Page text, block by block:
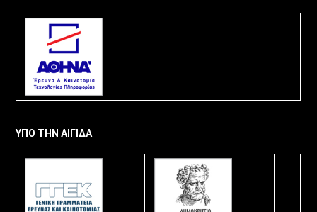
ΥΠΟ ΤΗΝ ΑΙΓΙΔΑ